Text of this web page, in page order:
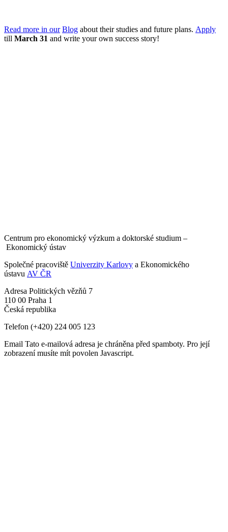
Read more in our Blog about their studies and future plans. Apply
till March 31 and write your own success story!
Centrum pro ekonomický výzkum a doktorské studium –
Ekonomický ústav
Společné pracoviště Univerzity Karlovy a Ekonomického
ústavu AV ČR
Adresa Politických vězňů 7
110 00 Praha 1
Česká republika
Telefon (+420) 224 005 123
Email Tato e-mailová adresa je chráněna před spamboty. Pro její
zobrazení musíte mít povolen Javascript.